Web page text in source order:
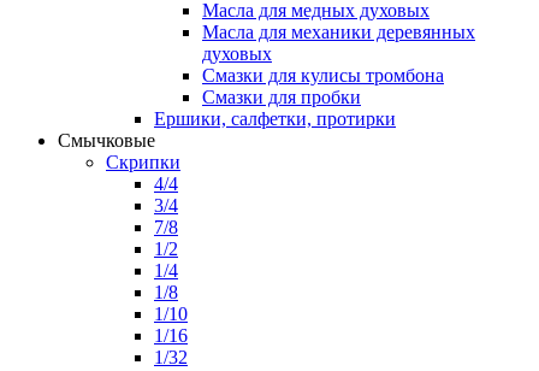
Масла для медных духовых
Масла для механики деревянных
духовых
Смазки для кулисы тромбона
Смазки для пробки
Ершики, салфетки, протирки
Смычковые
Скрипки
4/4
3/4
7/8
1/2
1/4
1/8
1/10
1/16
1/32